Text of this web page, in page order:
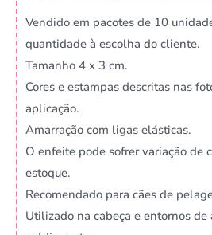
Vendido em pacotes de 10
quantidade à escolha do cliente.
Tamanho 4 x 3 cm.
Cores e estampas descritas nas
aplicação.
Amarração com ligas elásticas.
O enfeite pode sofrer variação de
estoque.
Recomendado para cães de
Utilizado na cabeça e entornos